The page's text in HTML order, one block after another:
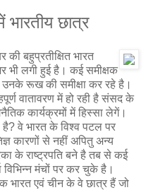
छात्र
की बहुप्रतीक्षित भारत
भी लगी हुई है। कई समीक्षक
उनके रूख की समीक्षा कर रहे है।
वातावरण में हो रही है संसद के
कार्यक्रमों में हिस्‍सा लेगें।
है? वे भारत के विश्‍व पटल पर
कारणों से नहीं अपितु अन्‍य
के राष्‍ट्रपति बने है तब से कई
विभिन्‍न मंचों पर कर चुके है।
भारत एवं चीन के वे छात्र हैं जो